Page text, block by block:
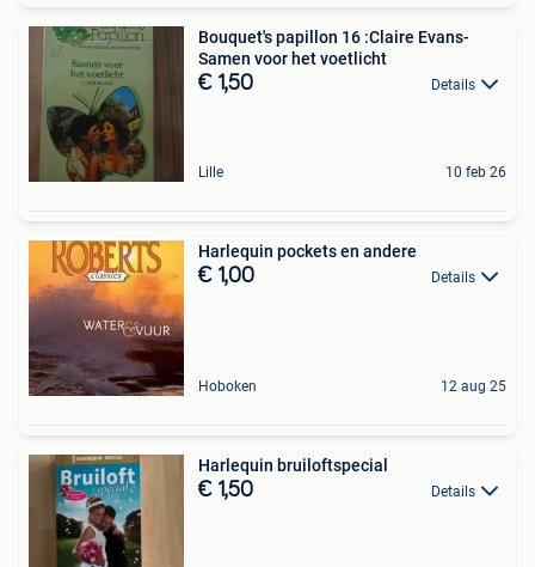
Bouquet's papillon 16 :Claire Evans-
Samen voor het voetlicht
€ 1,50 Details
Lille 10 feb 26
Harlequin pockets en andere
€ 1,00 Details
Hoboken 12 aug 25
Harlequin bruiloftspecial
€ 1,50 Details